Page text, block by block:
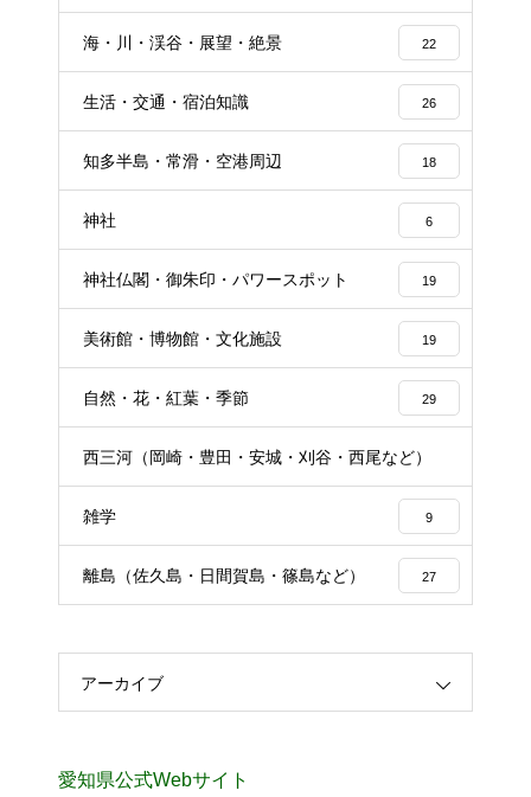
16
海・川・渓谷・展望・絶景 22
生活・交通・宿泊知識 26
知多半島・常滑・空港周辺 18
神社 6
神社仏閣・御朱印・パワースポット 19
美術館・博物館・文化施設 19
自然・花・紅葉・季節 29
西三河（岡崎・豊田・安城・刈谷・西尾など）
24
雑学 9
離島（佐久島・日間賀島・篠島など） 27
アーカイブ
愛知県公式Webサイト